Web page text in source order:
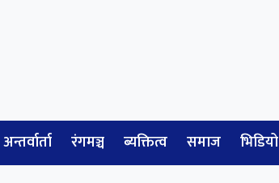
अन्तर्वार्ता रंगमञ्च ब्यक्तित्व समाज भिडियो